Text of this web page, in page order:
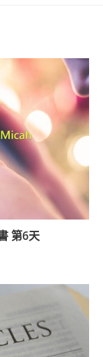
第6天